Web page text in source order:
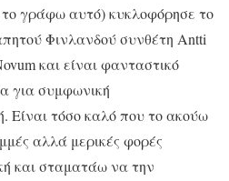
γράφω αυτό) κυκλοφόρησε το
Φινλανδού συνθέτη Antti
και είναι φανταστικό
για συμφωνική
Είναι τόσο καλό που το ακούω
αλλά μερικές φορές
και σταματάω να την